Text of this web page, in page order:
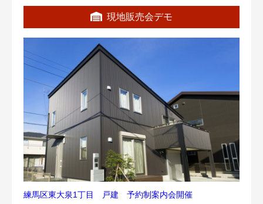
現地販売会デモ
練馬区東大泉1丁目 戸建 予約制案内会開催